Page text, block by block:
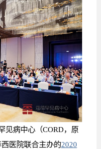
见病中心（CORD，原
医院联合主办的2020